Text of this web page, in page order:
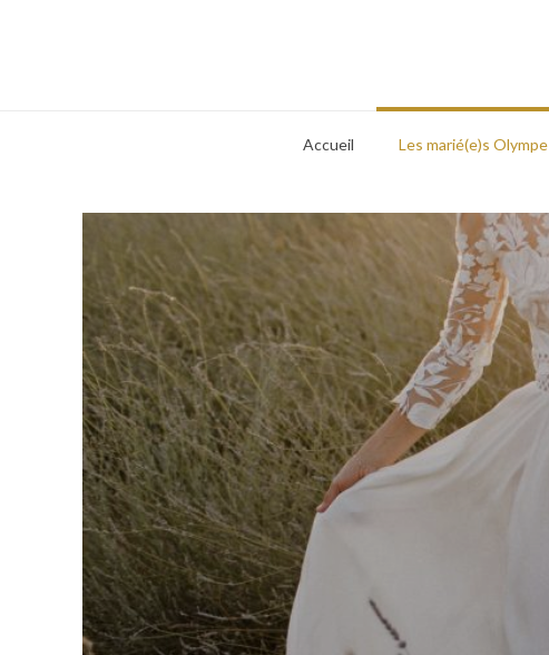
Accueil Les marié(e)s Olympe